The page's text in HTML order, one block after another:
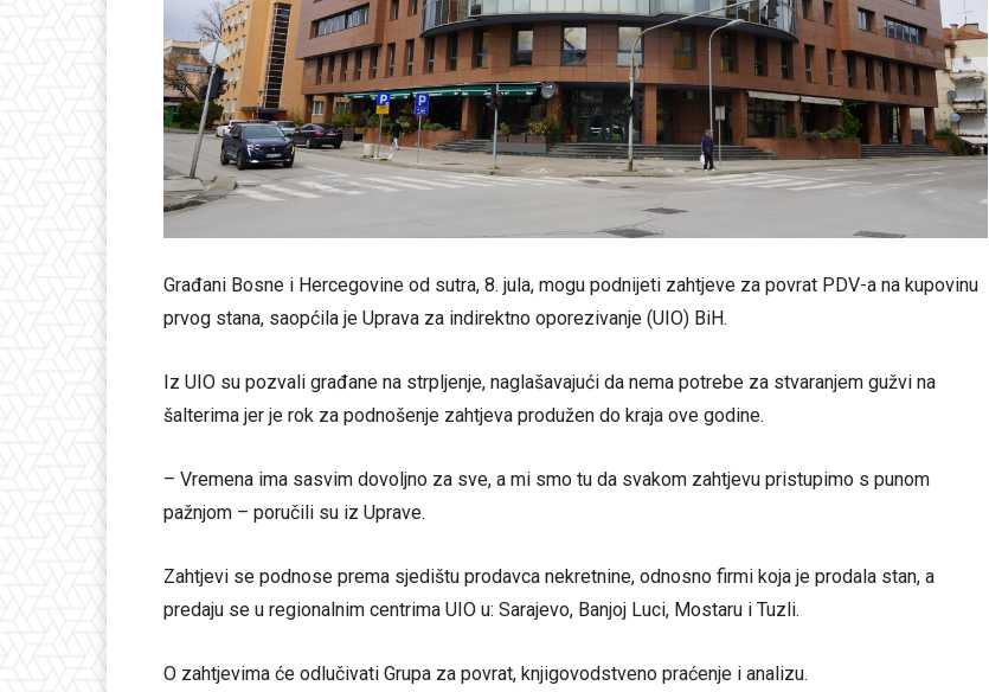
Građani Bosne i Hercegovine od sutra, 8. jula, mogu podnijeti zahtjeve za povrat PDV-a na kupovinu
prvog stana, saopćila je Uprava za indirektno oporezivanje (UIO) BiH.
Iz UIO su pozvali građane na strpljenje, naglašavajući da nema potrebe za stvaranjem gužvi na
šalterima jer je rok za podnošenje zahtjeva produžen do kraja ove godine.
– Vremena ima sasvim dovoljno za sve, a mi smo tu da svakom zahtjevu pristupimo s punom
pažnjom – poručili su iz Uprave.
Zahtjevi se podnose prema sjedištu prodavca nekretnine, odnosno firmi koja je prodala stan, a
predaju se u regionalnim centrima UIO u: Sarajevo, Banjoj Luci, Mostaru i Tuzli.
O zahtjevima će odlučivati Grupa za povrat, knjigovodstveno praćenje i analizu.